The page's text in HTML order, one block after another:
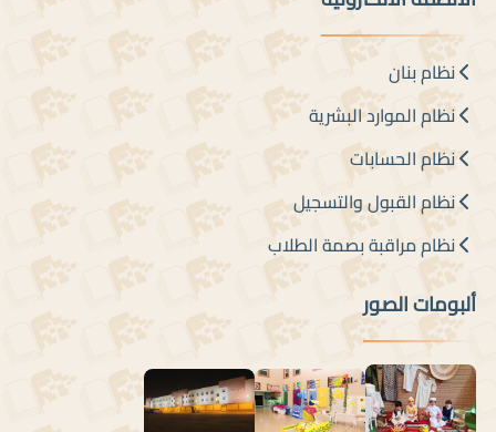
نظام بنان
نظام الموارد البشرية
نظام الحسابات
نظام القبول والتسجيل
نظام مراقبة بصمة الطلاب
ألبومات الصور